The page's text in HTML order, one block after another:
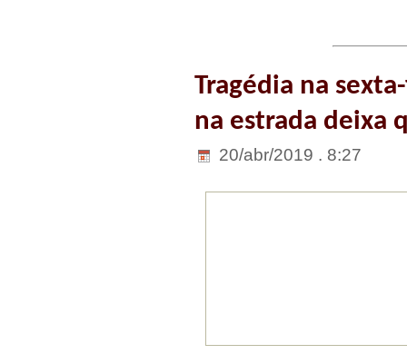
Tragédia na
na estrada deixa
20/abr/2019 . 8:27